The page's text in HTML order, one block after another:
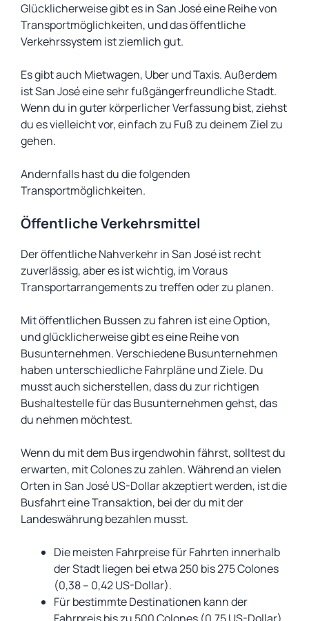
Glücklicherweise gibt es in San José eine Reihe von
Transportmöglichkeiten, und das öffentliche
Verkehrssystem ist ziemlich gut.
Es gibt auch Mietwagen, Uber und Taxis. Außerdem
ist San José eine sehr fußgängerfreundliche Stadt.
Wenn du in guter körperlicher Verfassung bist, ziehst
du es vielleicht vor, einfach zu Fuß zu deinem Ziel zu
gehen.
Andernfalls hast du die folgenden
Transportmöglichkeiten.
Öffentliche Verkehrsmittel
Der öffentliche Nahverkehr in San José ist recht
zuverlässig, aber es ist wichtig, im Voraus
Transportarrangements zu treffen oder zu planen.
Mit öffentlichen Bussen zu fahren ist eine Option,
und glücklicherweise gibt es eine Reihe von
Busunternehmen. Verschiedene Busunternehmen
haben unterschiedliche Fahrpläne und Ziele. Du
musst auch sicherstellen, dass du zur richtigen
Bushaltestelle für das Busunternehmen gehst, das
du nehmen möchtest.
Wenn du mit dem Bus irgendwohin fährst, solltest du
erwarten, mit Colones zu zahlen. Während an vielen
Orten in San José US-Dollar akzeptiert werden, ist die
Busfahrt eine Transaktion, bei der du mit der
Landeswährung bezahlen musst.
Die meisten Fahrpreise für Fahrten innerhalb
der Stadt liegen bei etwa 250 bis 275 Colones
(0,38 – 0,42 US-Dollar).
Für bestimmte Destinationen kann der